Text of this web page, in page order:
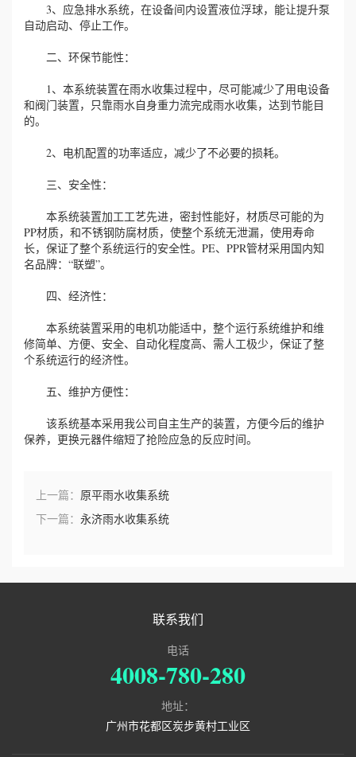
3、应急排水系统，在设备间内设置液位浮球，能让提升泵
自动启动、停止工作。
二、环保节能性：
1、本系统装置在雨水收集过程中，尽可能减少了用电设备
和阀门装置，只靠雨水自身重力流完成雨水收集，达到节能目
的。
2、电机配置的功率适应，减少了不必要的损耗。
三、安全性：
本系统装置加工工艺先进，密封性能好，材质尽可能的为
PP材质，和不锈钢防腐材质，使整个系统无泄漏，使用寿命
长，保证了整个系统运行的安全性。PE、PPR管材采用国内知
名品牌：“联塑”。
四、经济性：
本系统装置采用的电机功能适中，整个运行系统维护和维
修简单、方便、安全、自动化程度高、需人工极少，保证了整
个系统运行的经济性。
五、维护方便性：
该系统基本采用我公司自主生产的装置，方便今后的维护
保养，更换元器件缩短了抢险应急的反应时间。
上一篇： 原平雨水收集系统
下一篇： 永济雨水收集系统
联系我们
电话
4008-780-280
地址：
广州市花都区炭步黄村工业区